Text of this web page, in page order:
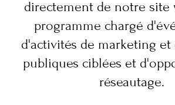
directement de notre site
programme chargé
d'activités de marketing
publiques ciblées et
réseautage.